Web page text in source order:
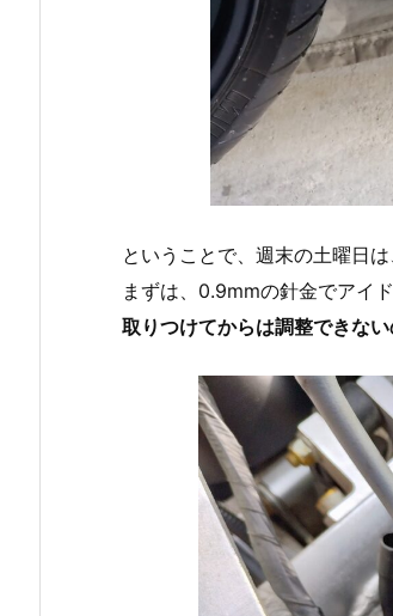
ということで、週末の土曜日
まずは、0.9mmの針金でアイ
取りつけてからは調整できな